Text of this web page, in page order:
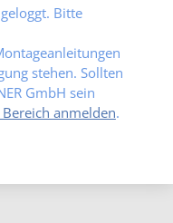
Bitte
stehen. Sollten
GmbH sein
anmelden.